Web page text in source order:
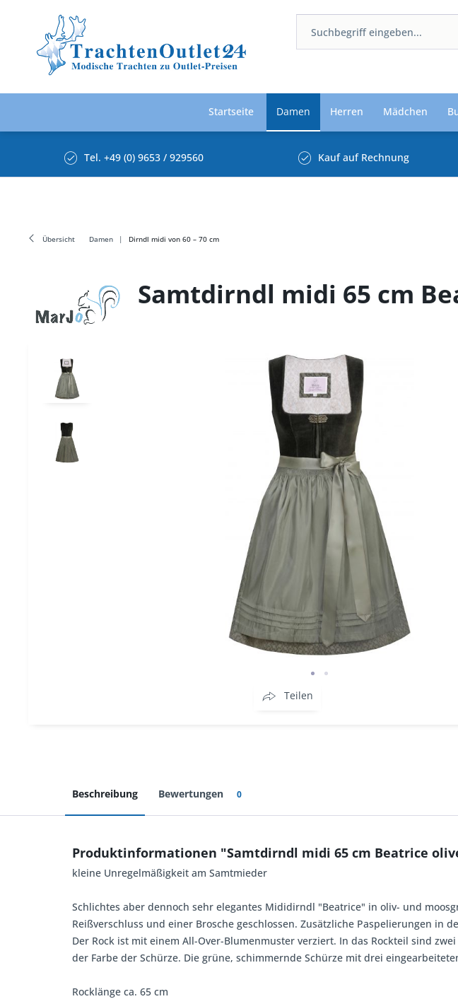
Startseite Damen Herren Mädchen
Tel. +49 (0) 9653 / 929560 Kauf auf Rechnung
Übersicht Damen Dirndl midi von 60 – 70 cm
Samtdirndl midi 65 cm
Teilen
Beschreibung Bewertungen 0
Produktinformationen "Samtdirndl midi 65 cm Beatrice
kleine Unregelmäßigkeit am Samtmieder
Schlichtes aber dennoch sehr elegantes Mididirndl "Beatrice" in oliv- und
Reißverschluss und einer Brosche geschlossen. Zusätzliche Paspelierungen in
Der Rock ist mit einem All-Over-Blumenmuster verziert. In das Rockteil sind
der Farbe der Schürze. Die grüne, schimmernde Schürze mit drei
Rocklänge ca. 65 cm